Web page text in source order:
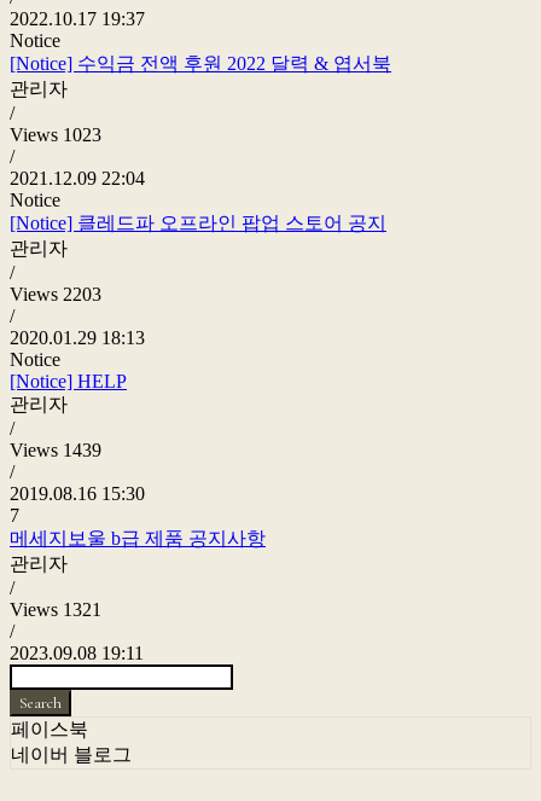
2022.10.17 19:37
Notice
[Notice] 수익금 전액 후원 2022 달력 & 엽서북
관리자
/
Views 1023
/
2021.12.09 22:04
Notice
[Notice] 클레드파 오프라인 팝업 스토어 공지
관리자
/
Views 2203
/
2020.01.29 18:13
Notice
[Notice] HELP
관리자
/
Views 1439
/
2019.08.16 15:30
7
메세지보울 b급 제품 공지사항
관리자
/
Views 1321
/
2023.09.08 19:11
Search
페이스북
네이버 블로그